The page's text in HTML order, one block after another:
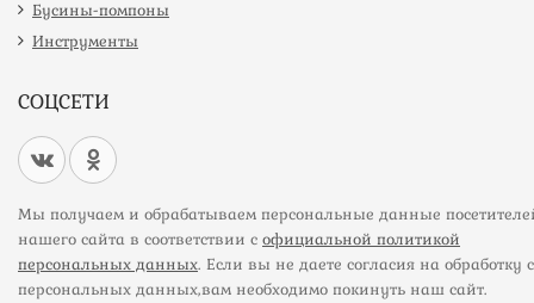
Бусины-помпоны
Инструменты
СОЦСЕТИ
Мы получаем и обрабатываем персональные данные
нашего сайта в соответствии с официальной политикой
персональных данных. Если вы не даете согласия на обработку
персональных данных,вам необходимо покинуть наш сайт.